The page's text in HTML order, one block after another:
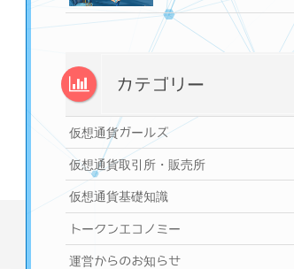
カテゴリー
仮想通貨ガールズ
仮想通貨取引所・販売所
仮想通貨基礎知識
トークンエコノミー
運営からのお知らせ